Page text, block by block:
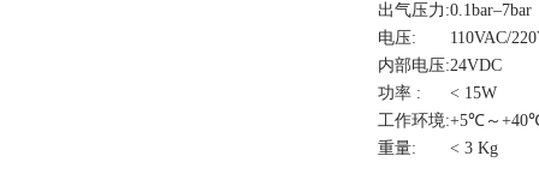
出气压力:0.1bar–7bar
电压:
110VAC/
内部电压:24VDC
功率 :
< 15W
工作环境:+5℃～
重量:
< 3 Kg